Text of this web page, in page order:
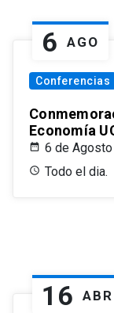
6 AGO
Conferencias
Economía
6 de
Todo el dia.
16 ABR